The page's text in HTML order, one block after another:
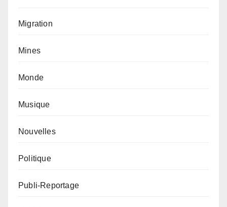
Migration
Mines
Monde
Musique
Nouvelles
Politique
Publi-Reportage